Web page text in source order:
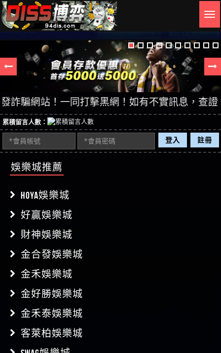
！一同打擊黑網！如有不實訊息，查證後立即
累積留言人數：
登入 註冊
娛樂城推薦
HOYA娛樂城
好贏娛樂城
財神娛樂城
金合發娛樂城
金禾娛樂城
金好勝娛樂城
金禾泰娛樂城
客萊柏娛樂城